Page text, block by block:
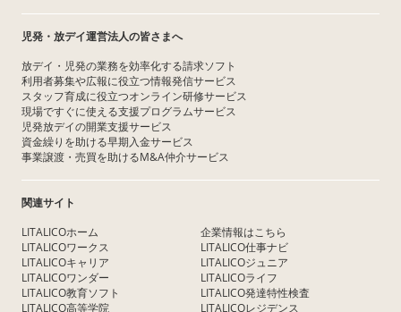
児発・放デイ運営法人の皆さまへ
放デイ・児発の業務を効率化する請求ソフト
利用者募集や広報に役立つ情報発信サービス
スタッフ育成に役立つオンライン研修サービス
現場ですぐに使える支援プログラムサービス
児発放デイの開業支援サービス
資金繰りを助ける早期入金サービス
事業譲渡・売買を助けるM&A仲介サービス
関連サイト
LITALICOホーム
LITALICOワークス
LITALICOキャリア
LITALICOワンダー
LITALICO教育ソフト
LITALICO高等学院
企業情報はこちら
LITALICO仕事ナビ
LITALICOジュニア
LITALICOライフ
LITALICO発達特性検査
LITALICOレジデンス